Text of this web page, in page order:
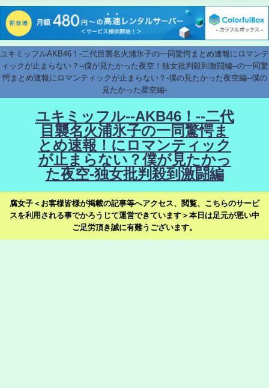
ユキミッフルAKB46！-二代目襲名火浦氷子の一同驚愕まとめ速報にロマンテ
ィックが止まらない？--僕が見たかった夜空！独女批判殺到激闘編--の一同驚
愕まとめ速報にロマンティックが止まらない？-僕の見たかった夜空編--僕の
見たかった星空編-
ユキミッフル--AKB46！--二代
目襲名火浦氷子の一同驚愕ま
とめ速報！にロマンティック
が止まらない？僕が見たかっ
た夜空-独女批判殺到激闘編
腐女子＜お客様皆様が掲載の記事等へアクセス、閲覧、こちらのサービ
スを利用される事でかろうじて運営できています＞本日は足元が悪い中
ご足労頂き誠に有難うございます。